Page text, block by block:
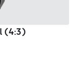
(4:3)